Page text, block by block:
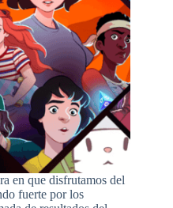
en que disfrutamos del
fuerte por los